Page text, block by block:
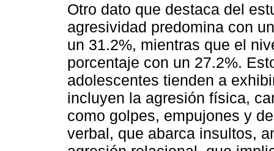
Otro dato que destaca del
agresividad predomina con
un 31.2%, mientras que el
porcentaje con un 27.2%.
adolescentes tienden a
incluyen la agresión física,
como golpes, empujones y
verbal, que abarca insultos,